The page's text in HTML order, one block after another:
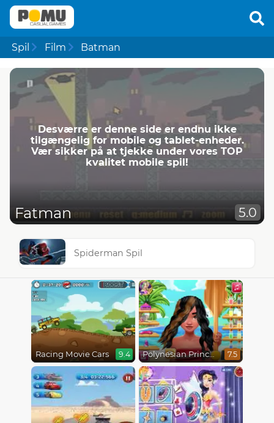
Spil Film Batman
Desværre er denne side er endnu ikke
tilgængelig for mobile og tablet-enheder.
Vær sikker på at tjekke under vores TOP
kvalitet mobile spil!
Fatman 5.0
Spiderman Spil
Racing Movie Cars 9.4 Polynesian Princess Real Haircuts 7.5